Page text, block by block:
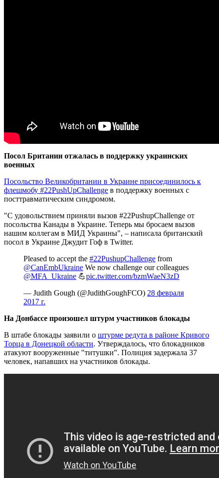
Посол Британии отжалась в поддержку украинских
военных
Посольство Великобритании в Украине присоединилось к
флешмобу #22PushUpChallenge в поддержку военных с
посттравматическим синдромом.
"С удовольствием приняли вызов #22PushupChallenge от
посольства Канады в Украине. Теперь мы бросаем вызов
нашим коллегам в МИД Украины", – написала британский
посол в Украине Джудит Гоф в Twitter.
Pleased to accept the #22PushupChallenge from
@CanEmbUkraine We now challenge our colleagues
@MFA_Ukraine 💪pic.twitter.com/bzmWaeN3zD
— Judith Gough (@JudithGoughFCO) 28 февраля
2017 г.
На Донбассе произошел штурм участников блокады
В штабе блокады заявили о штурме редута в районе Кривого
Торца в Донецкой области. Утверждалось, что блокадников
атакуют вооруженные "титушки". Полиция задержала 37
человек, напавших на участников блокады.